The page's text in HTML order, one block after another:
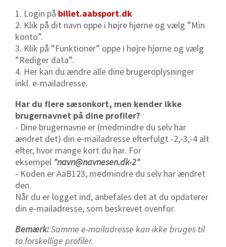
1. Login på billet.aabsport.dk
2. Klik på dit navn oppe i højre hjørne og vælg ”Min
konto”.
3. Klik på ”Funktioner” oppe i højre hjørne og vælg
”Rediger data”.
4. Her kan du ændre alle dine brugeroplysninger
inkl. e-mailadresse.
Har du flere sæsonkort, men kender ikke
brugernavnet på dine profiler?
- Dine brugernavne er (medmindre du selv har
ændret det) din e-mailadresse efterfulgt -2,-3,-4 alt
efter, hvor mange kort du har. For
eksempel "navn@navnesen.dk-2"
- Koden er AaB123, medmindre du selv har ændret
den.
Når du er logget ind, anbefales det at du opdaterer
din e-mailadresse, som beskrevet ovenfor.
Bemærk:Samme e-mailadresse kan ikke bruges til
to forskellige profiler.